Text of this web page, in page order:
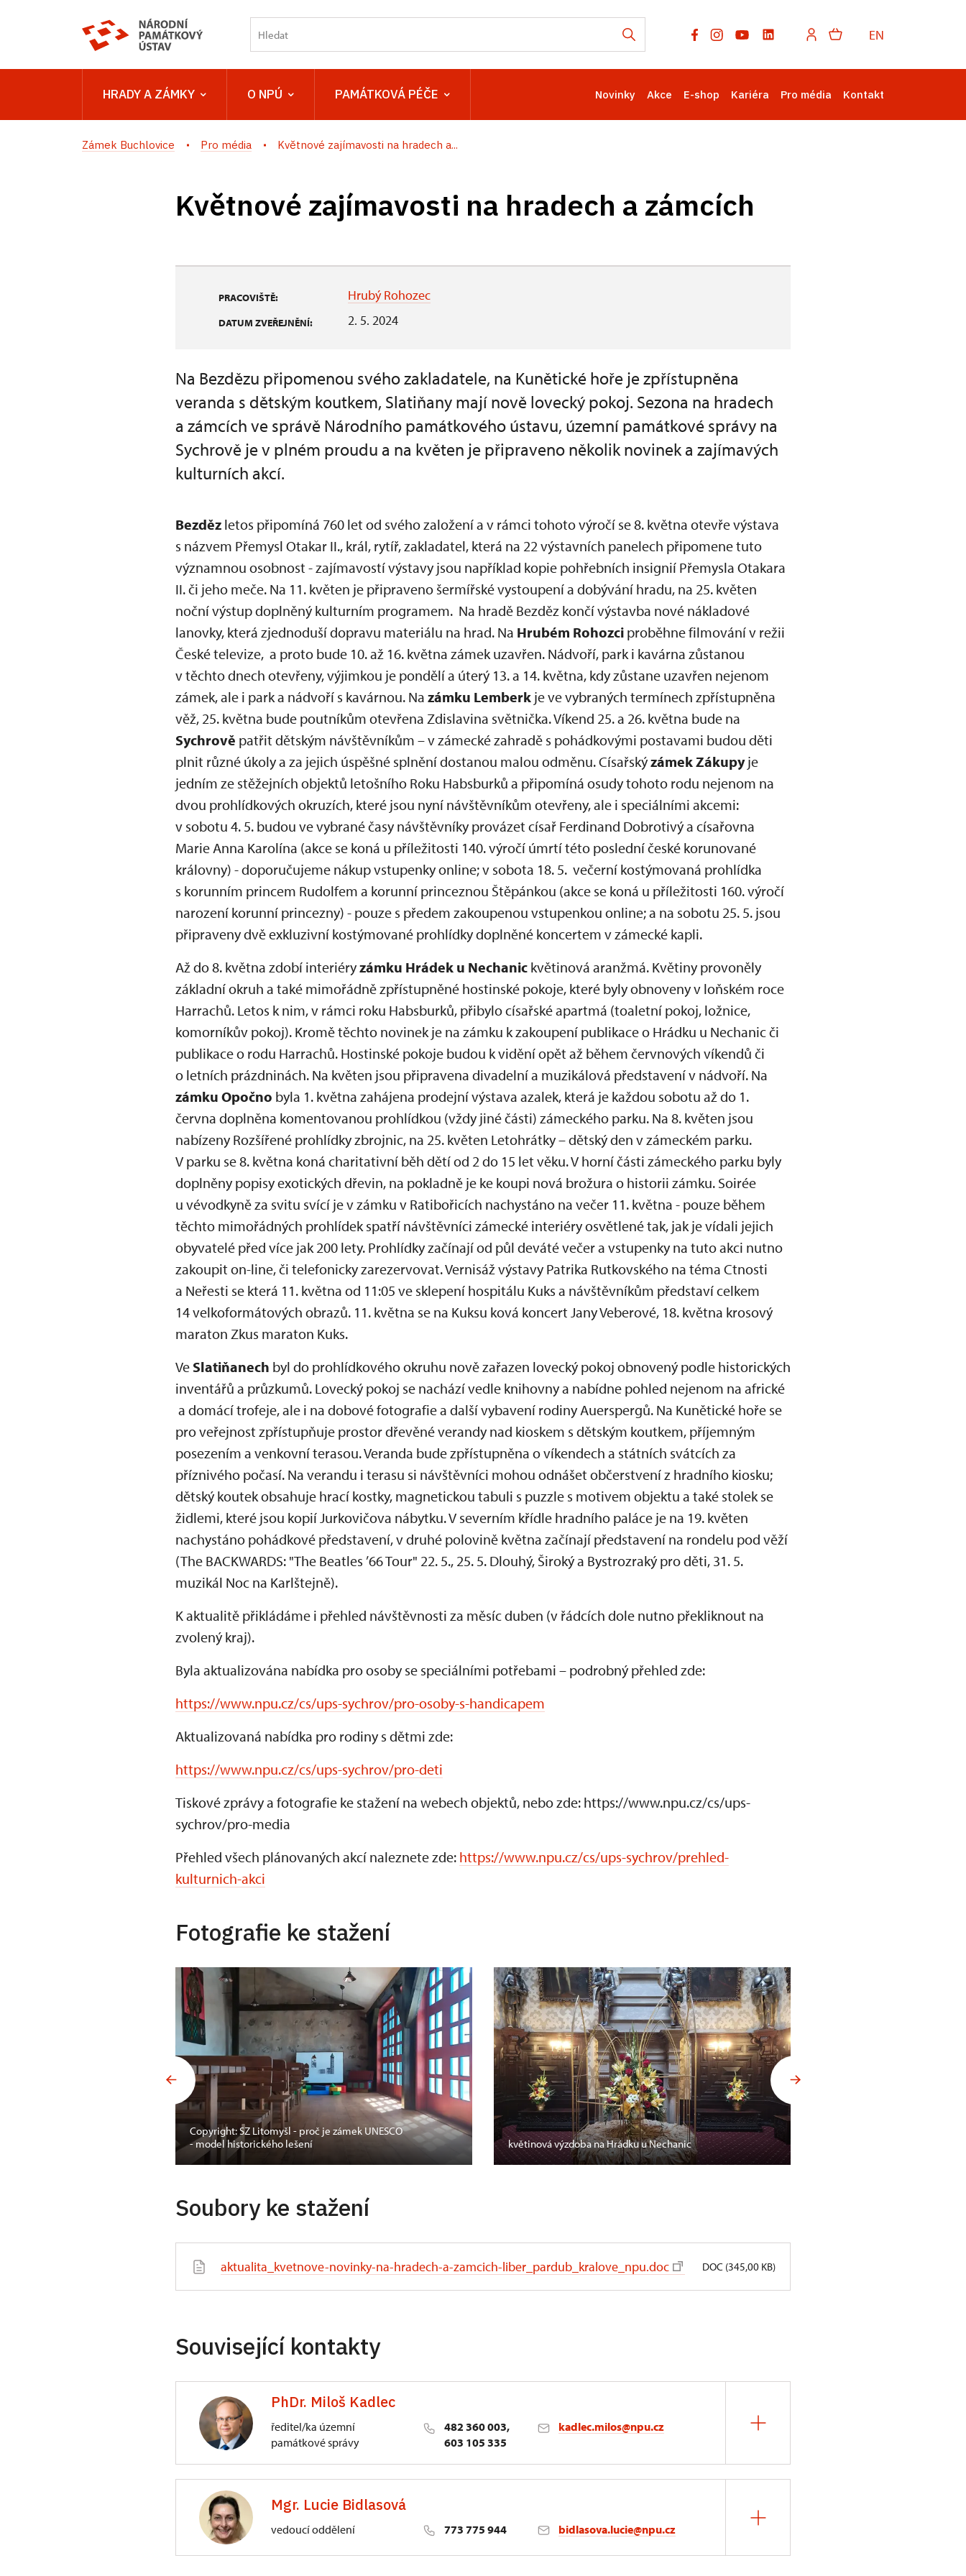
EN
HRADY A ZÁMKY O NPÚ PAMÁTKOVÁ PÉČE Novinky Akce E-shop Kariéra Pro média Kontakt
Zámek Buchlovice Pro média Květnové zajímavosti na hradech a...
Květnové zajímavosti na hradech a zámcích
PRACOVIŠTĚ: Hrubý Rohozec
DATUM ZVEŘEJNĚNÍ: 2. 5. 2024
Na Bezdězu připomenou svého zakladatele, na Kunětické hoře je zpřístupněna
veranda s dětským koutkem, Slatiňany mají nově lovecký pokoj. Sezona na hradech
a zámcích ve správě Národního památkového ústavu, územní památkové správy na
Sychrově je v plném proudu a na květen je připraveno několik novinek a zajímavých
kulturních akcí.
Bezděz letos připomíná 760 let od svého založení a v rámci tohoto výročí se 8. května otevře výstava
s názvem Přemysl Otakar II., král, rytíř, zakladatel, která na 22 výstavních panelech připomene tuto
významnou osobnost - zajímavostí výstavy jsou například kopie pohřebních insignií Přemysla Otakara
II. či jeho meče. Na 11. květen je připraveno šermířské vystoupení a dobývání hradu, na 25. květen
noční výstup doplněný kulturním programem. Na hradě Bezděz končí výstavba nové nákladové
lanovky, která zjednoduší dopravu materiálu na hrad. Na Hrubém Rohozci proběhne filmování v režii
České televize, a proto bude 10. až 16. května zámek uzavřen. Nádvoří, park i kavárna zůstanou
v těchto dnech otevřeny, výjimkou je pondělí a úterý 13. a 14. května, kdy zůstane uzavřen nejenom
zámek, ale i park a nádvoří s kavárnou. Na zámku Lemberk je ve vybraných termínech zpřístupněna
věž, 25. května bude poutníkům otevřena Zdislavina světnička. Víkend 25. a 26. května bude na
Sychrově patřit dětským návštěvníkům – v zámecké zahradě s pohádkovými postavami budou děti
plnit různé úkoly a za jejich úspěšné splnění dostanou malou odměnu. Císařskýzámek Zákupyje
jedním ze stěžejních objektů letošního Roku Habsburků a připomíná osudy tohoto rodu nejenom na
dvou prohlídkových okruzích, které jsou nyní návštěvníkům otevřeny, ale i speciálními akcemi:
v sobotu 4. 5. budou ve vybrané časy návštěvníky provázet císař Ferdinand Dobrotivý a císařovna
Marie Anna Karolína (akce se koná u příležitosti 140. výročí úmrtí této poslední české korunované
královny) - doporučujeme nákup vstupenky online; v sobota 18. 5. večerní kostýmovaná prohlídka
s korunním princem Rudolfem a korunní princeznou Štěpánkou (akce se koná u příležitosti 160. výročí
narození korunní princezny) - pouze s předem zakoupenou vstupenkou online; a na sobotu 25. 5. jsou
připraveny dvě exkluzivní kostýmované prohlídky doplněné koncertem v zámecké kapli.
Až do 8. května zdobí interiéryzámku Hrádek u Nechanic květinová aranžmá. Květiny provoněly
základní okruh a také mimořádně zpřístupněné hostinské pokoje, které byly obnoveny v loňském roce
Harrachů. Letos k nim, v rámci roku Habsburků, přibylo císařské apartmá (toaletní pokoj, ložnice,
komorníkův pokoj). Kromě těchto novinek je na zámku k zakoupení publikace o Hrádku u Nechanic či
publikace o rodu Harrachů. Hostinské pokoje budou k vidění opět až během červnových víkendů či
o letních prázdninách. Na květen jsou připravena divadelní a muzikálová představení v nádvoří. Na
zámku Opočno byla 1. května zahájena prodejní výstava azalek, která je každou sobotu až do 1.
června doplněna komentovanou prohlídkou (vždy jiné části) zámeckého parku. Na 8. květen jsou
nabízeny Rozšířené prohlídky zbrojnic, na 25. květen Letohrátky – dětský den v zámeckém parku.
V parku se 8. května koná charitativní běh dětí od 2 do 15 let věku. V horní části zámeckého parku byly
doplněny popisy exotických dřevin, na pokladně je ke koupi nová brožura o historii zámku. Soirée
u vévodkyně za svitu svící je v zámku v Ratibořicích nachystáno na večer 11. května - pouze během
těchto mimořádných prohlídek spatří návštěvníci zámecké interiéry osvětlené tak, jak je vídali jejich
obyvatelé před více jak 200 lety. Prohlídky začínají od půl deváté večer a vstupenky na tuto akci nutno
zakoupit on-line, či telefonicky zarezervovat. Vernisáž výstavy Patrika Rutkovského na téma Ctnosti
a Neřesti se která 11. května od 11:05 ve sklepení hospitálu Kuks a návštěvníkům představí celkem
14 velkoformátových obrazů. 11. května se na Kuksu ková koncert Jany Veberové, 18. května krosový
maraton Zkus maraton Kuks.
Ve Slatiňanech byl do prohlídkového okruhu nově zařazen lovecký pokoj obnovený podle historických
inventářů a průzkumů. Lovecký pokoj se nachází vedle knihovny a nabídne pohled nejenom na africké
a domácí trofeje, ale i na dobové fotografie a další vybavení rodiny Auerspergů. Na Kunětické hoře se
pro veřejnost zpřístupňuje prostor dřevěné verandy nad kioskem s dětským koutkem, příjemným
posezením a venkovní terasou. Veranda bude zpřístupněna o víkendech a státních svátcích za
příznivého počasí. Na verandu i terasu si návštěvníci mohou odnášet občerstvení z hradního kiosku;
dětský koutek obsahuje hrací kostky, magnetickou tabuli s puzzle s motivem objektu a také stolek se
židlemi, které jsou kopií Jurkovičova nábytku. V severním křídle hradního paláce je na 19. květen
nachystáno pohádkové představení, v druhé polovině května začínají představení na rondelu pod věží
(The BACKWARDS: "The Beatles ’66 Tour" 22. 5., 25. 5. Dlouhý, Široký a Bystrozraký pro děti, 31. 5.
muzikál Noc na Karlštejně).
K aktualitě přikládáme i přehled návštěvnosti za měsíc duben (v řádcích dole nutno překliknout na
zvolený kraj).
Byla aktualizována nabídka pro osoby se speciálními potřebami – podrobný přehled zde:
https://www.npu.cz/cs/ups-sychrov/pro-osoby-s-handicapem
Aktualizovaná nabídka pro rodiny s dětmi zde:
https://www.npu.cz/cs/ups-sychrov/pro-deti
Tiskové zprávy a fotografie ke stažení na webech objektů, nebo zde: https://www.npu.cz/cs/ups-
sychrov/pro-media
Přehled všech plánovaných akcí naleznete zde: https://www.npu.cz/cs/ups-sychrov/prehled-
kulturnich-akci
Fotografie ke stažení
Copyright: SZ Litomyšl - proč je zámek UNESCO
- model historického lešení
květinová výzdoba na Hrádku u Nechanic
Soubory ke stažení
aktualita_kvetnove-novinky-na-hradech-a-zamcich-liber_pardub_kralove_npu.doc DOC (345,00 KB)
Související kontakty
PhDr. Miloš Kadlec
ředitel/ka územní
památkové správy
482 360 003,
603 105 335
kadlec.milos@npu.cz
3/, Sychrov 3Mgr. Lucie Bidlasová
vedoucí oddělení 773 775 944 bidlasova.lucie@npu.cz